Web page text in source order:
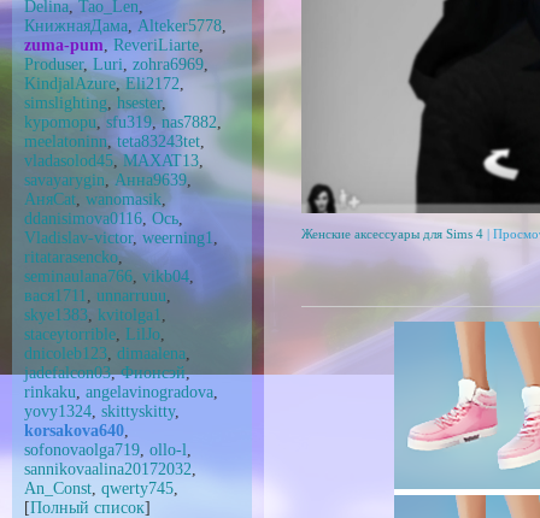
Delina, Tao_Len,
КнижнаяДама, Alteker5778,
zuma-pum, ReveriLiarte,
Produser,Luri, zohra6969,
KindjalAzure,Eli2172,
simslighting, hsester,
kypomopu, sfu319,nas7882,
meelatoninn, teta83243tet,
vladasolod45, MAXAT13,
savayarygin, Анна9639,
АняCat, wanomasik,
ddanisimova0116, Ось,
Vladislav-victor, weerning1,
ritatarasencko,
seminaulana766, vikb04,
вася1711, unnarruuu,
skye1383, kvitolga1,
staceytorrible, LilJo,
dnicoleb123, dimaalena,
jadefalcon03,Фионсэй,
rinkaku, angelavinogradova,
yovy1324, skittyskitty,
korsakova640,
sofonovaolga719, ollo-l,
sannikovaalina20172032,
An_Const, qwerty745,
[Полный список]
Женские аксессуары для Sims 4|